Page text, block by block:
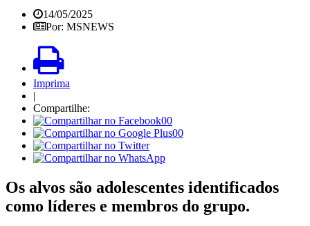
14/05/2025
Por: MSNEWS
Imprima
|
Compartilhe:
00
00
Os alvos são adolescentes identificados
como líderes e membros do grupo.